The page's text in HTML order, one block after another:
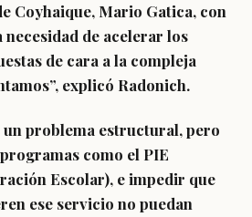
Coyhaique, Mario Gatica, con
necesidad de acelerar los
de cara a la compleja
explicó Radonich.
un problema estructural, pero
como el PIE
Escolar), e impedir que
ese servicio no puedan